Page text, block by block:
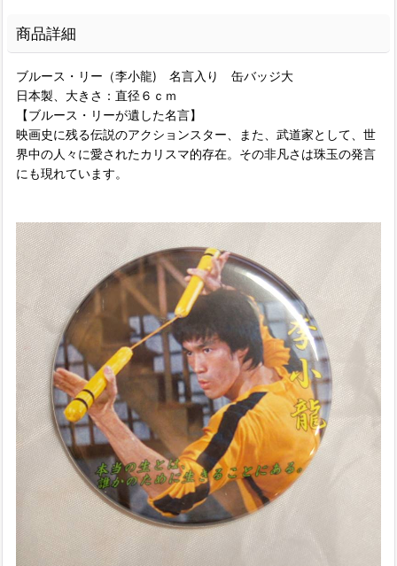
商品詳細
ブルース・リー（李小龍) 名言入り 缶バッジ大
日本製、大きさ：直径６ｃｍ
【ブルース・リーが遺した名言】
映画史に残る伝説のアクションスター、また、武道家として、世
界中の人々に愛されたカリスマ的存在。その非凡さは珠玉の発言
にも現れています。